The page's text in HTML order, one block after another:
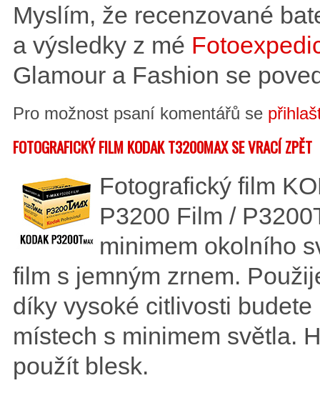
Myslím, že recenzované
a výsledky z mé
Glamour a Fashion se
Pro možnost psaní komentářů se
FOTOGRAFICKÝ FILM KODAK T3200MAX SE VRACÍ ZPĚT
Fotografický film
P3200 Film /
minimem okolního
film s jemným zrnem.
díky vysoké citlivosti
místech s minimem světla.
použít blesk.